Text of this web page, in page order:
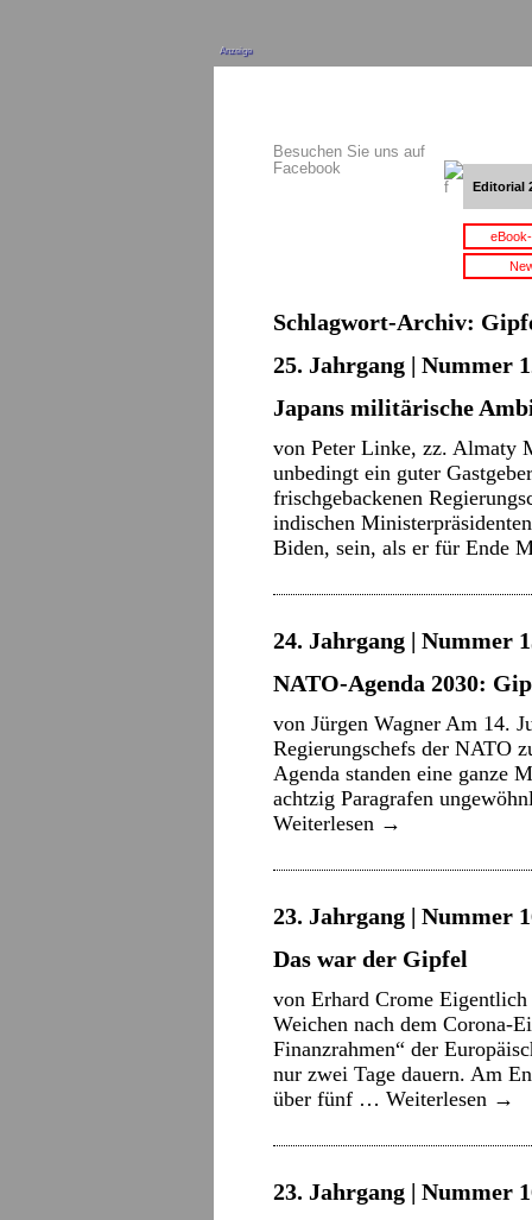
Anzeige
Besuchen Sie uns auf
Facebook
Editorial
Schlagwort-Archiv:
25. Jahrgang | Nummer
Japans militärische
von Peter Linke, zz. Almaty
unbedingt ein guter
frischgebackenen
indischen
Biden, sein, als er für Ende
24. Jahrgang | Nummer
NATO-Agenda 2030:
von Jürgen Wagner Am 14.
Regierungschefs der NATO
Agenda standen eine ganze
achtzig Paragrafen
Weiterlesen →
23. Jahrgang | Nummer
Das war der Gipfel
von Erhard Crome
Weichen nach dem Corona-
Finanzrahmen“ der
nur zwei Tage dauern. Am
über fünf … Weiterlesen →
23. Jahrgang | Nummer